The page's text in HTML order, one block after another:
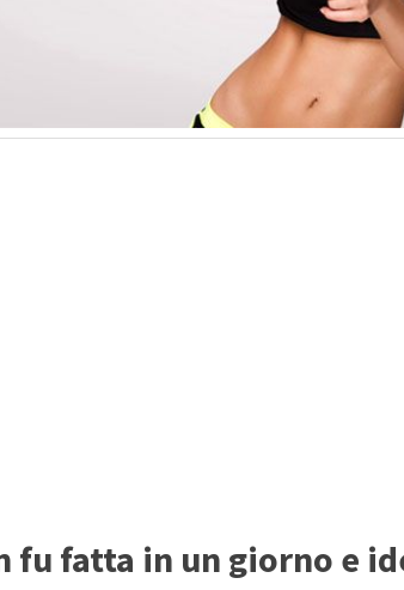
fu fatta in un giorno e